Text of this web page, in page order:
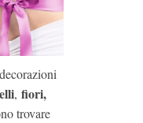
, fiori,
trovare